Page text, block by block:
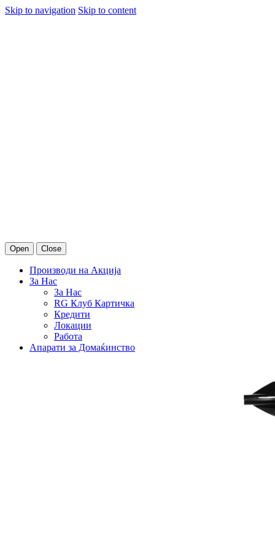
Skip to navigation Skip to content
Open Close
Производи на Акција
За Нас
За Нас
RG Клуб Картичка
Кредити
Локации
Работа
Апарати за Домаќинство